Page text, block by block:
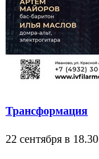
Трансформация
22 сентября в 18.30